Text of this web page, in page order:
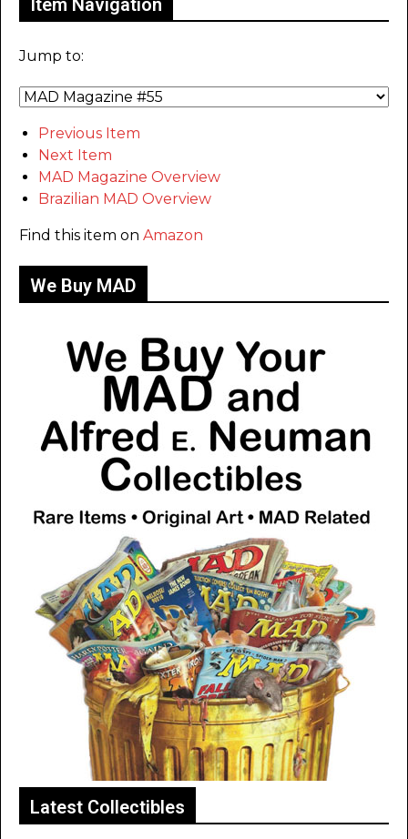
Item Navigation
Jump to:
Previous Item
Next Item
MAD Magazine Overview
Brazilian MAD Overview
Find this item on Amazon
We Buy MAD
Latest Collectibles